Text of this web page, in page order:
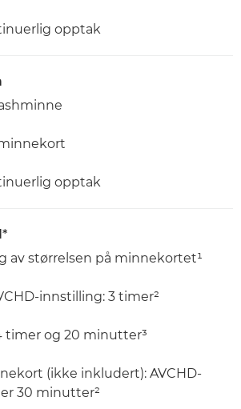
opptak
opptak
av størrelsen på minnekortet¹
innstilling: 3 timer²
timer og 20 minutter³
(ikke inkludert): AVCHD-
30 minutter²